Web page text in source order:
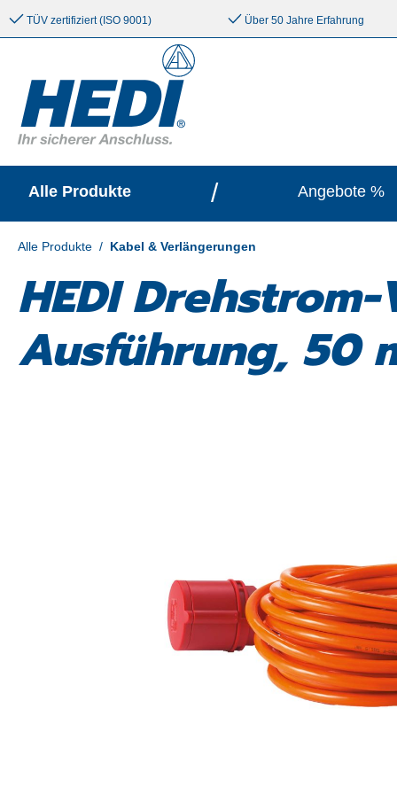
springen Zur Hauptnavigation springen
TÜV zertifiziert (ISO 9001) Über 50 Jahre Erfahrung
Alle Produkte / Angebote %
Alle Produkte / Kabel & Verlängerungen
HEDI
Ausführung, 50